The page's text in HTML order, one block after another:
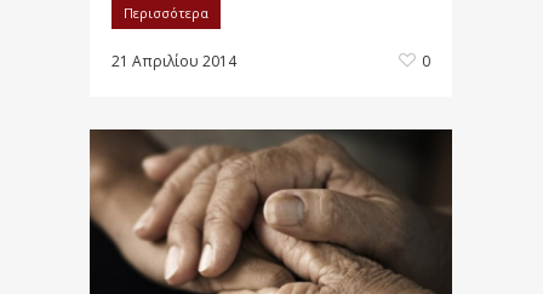
Περισσότερα
21 Απριλίου 2014 0